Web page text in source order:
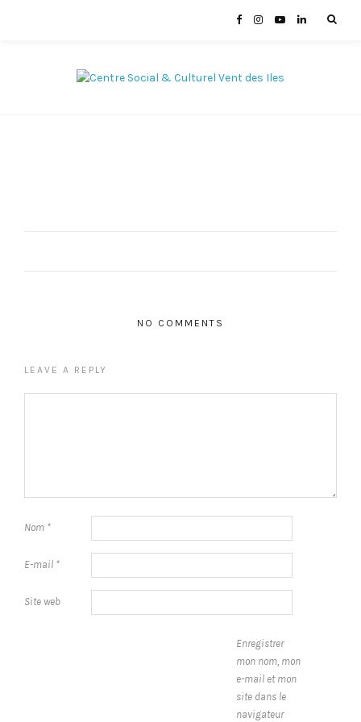
NO COMMENTS
LEAVE A REPLY
Nom *
E-mail *
Site web
Enregistrer
mon nom, mon
e-mail et mon
site dans le
navigateur